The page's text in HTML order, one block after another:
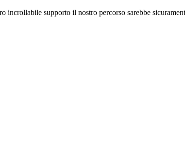
incrollabile supporto il nostro percorso sarebbe